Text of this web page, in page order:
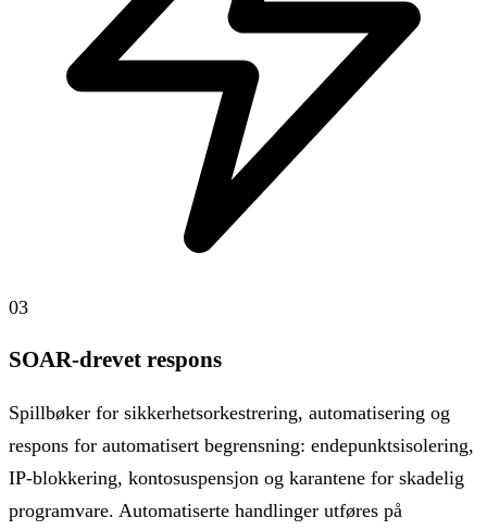
03
SOAR-drevet respons
Spillbøker for sikkerhetsorkestrering, automatisering og
respons for automatisert begrensning: endepunktsisolering,
IP-blokkering, kontosuspensjon og karantene for skadelig
programvare. Automatiserte handlinger utføres på